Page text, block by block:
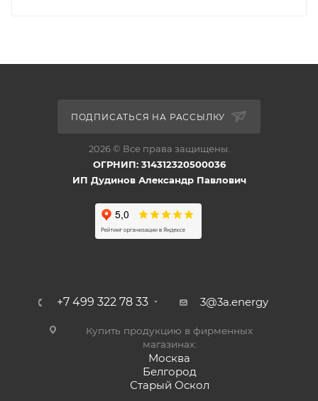
ПОДПИСАТЬСЯ НА РАССЫЛКУ
2026 © Все права защищены.
ОГРНИП: 314312320500036
ИП Дудинов Александр Павлович
+7 499 322 78 33 3@3a.energy
Купить продукцию в фирменных
магазинах:
Москва
Белгород
Старый Оскол